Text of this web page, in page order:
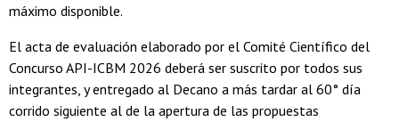
máximo disponible.
El acta de evaluación elaborado por el Comité Científico del
Concurso API-ICBM 2026 deberá ser suscrito por todos sus
integrantes, y entregado al Decano a más tardar al 60° día
corrido siguiente al de la apertura de las propuestas